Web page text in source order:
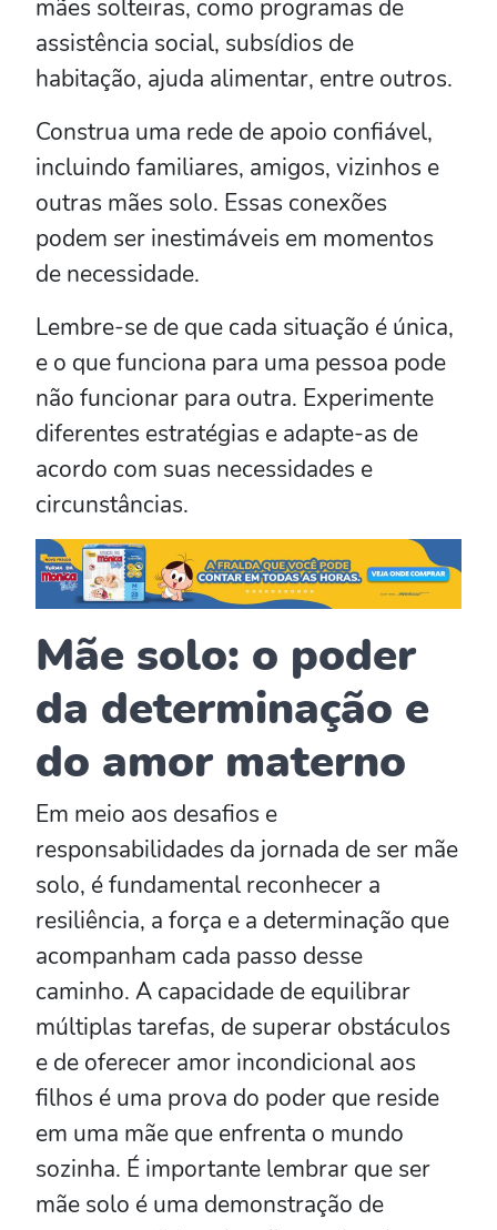
mães solteiras, como programas de
assistência social, subsídios de
habitação, ajuda alimentar, entre outros.
Construa uma rede de apoio confiável,
incluindo familiares, amigos, vizinhos e
outras mães solo. Essas conexões
podem ser inestimáveis em momentos
de necessidade.
Lembre-se de que cada situação é única,
e o que funciona para uma pessoa pode
não funcionar para outra. Experimente
diferentes estratégias e adapte-as de
acordo com suas necessidades e
circunstâncias.
Mãe solo: o poder
da determinação e
do amor materno
Em meio aos desafios e
responsabilidades da jornada de ser mãe
solo, é fundamental reconhecer a
resiliência, a força e a determinação que
acompanham cada passo desse
caminho. A capacidade de equilibrar
múltiplas tarefas, de superar obstáculos
e de oferecer amor incondicional aos
filhos é uma prova do poder que reside
em uma mãe que enfrenta o mundo
sozinha. É importante lembrar que ser
mãe solo é uma demonstração de